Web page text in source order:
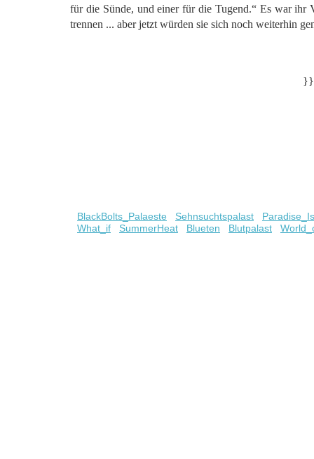
für die Sünde, und einer für die Tugend.“ Es war ihr
trennen ... aber jetzt würden sie sich noch weiterhin
BlackBolts_Palaeste Sehnsuchtspalast
What_if
SummerHeat Blueten Blutpalast